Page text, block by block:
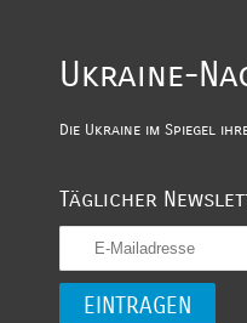
Ukraine-
Die Ukraine im Spiegel
Täglicher